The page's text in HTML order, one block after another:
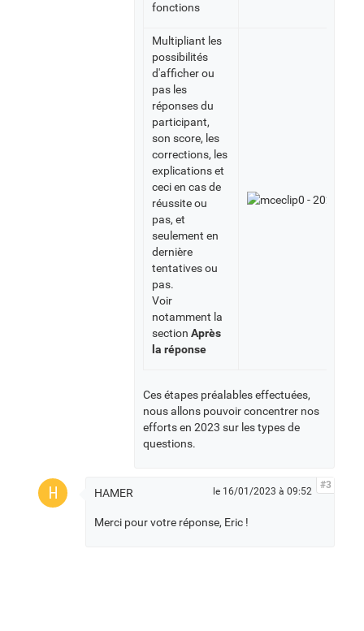
fonctions
Multipliant les
possibilités
d'afficher ou
pas les
réponses du
participant,
son score, les
corrections, les
explications et
ceci en cas de
réussite ou
pas, et
seulement en
dernière
tentatives ou
pas.
Voir
notamment la
section Après
la réponse
Ces étapes préalables effectuées,
nous allons pouvoir concentrer nos
efforts en 2023 sur les types de
questions.
H HAMER le 16/01/2023 à 09:52
#3
Merci pour votre réponse, Eric !